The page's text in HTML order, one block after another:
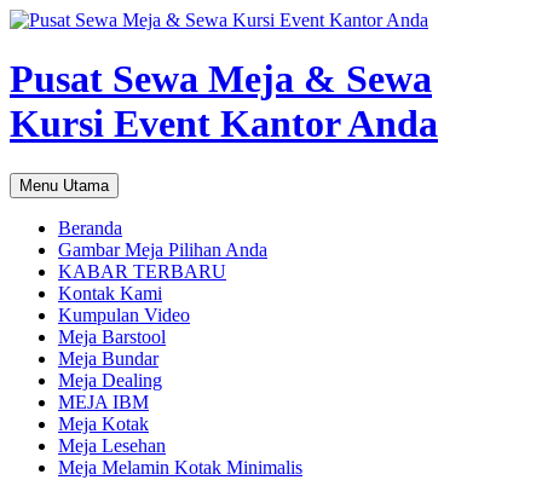
Pusat Sewa Meja & Sewa
Kursi Event Kantor Anda
Cari
Menu Utama Langsung
ke
isi
Beranda
Gambar Meja Pilihan Anda
KABAR TERBARU
Kontak Kami
Kumpulan Video
Meja Barstool
Meja Bundar
Meja Dealing
MEJA IBM
Meja Kotak
Meja Lesehan
Meja Melamin Kotak Minimalis